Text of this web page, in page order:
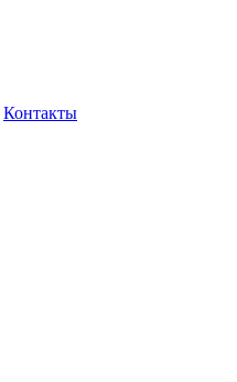
Контакты